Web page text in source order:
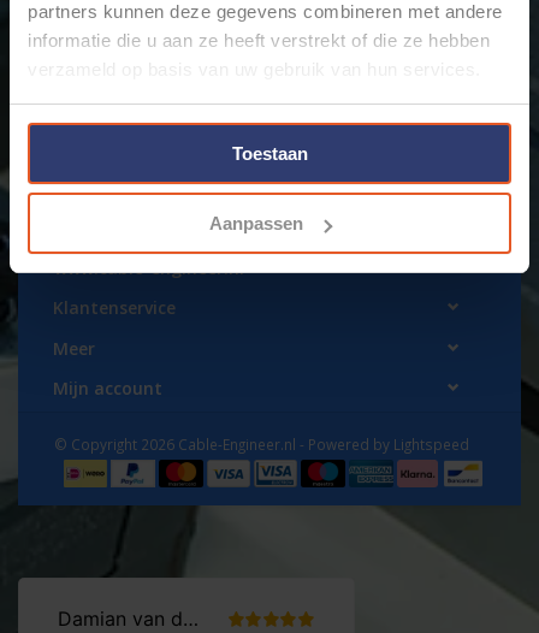
partners kunnen deze gegevens combineren met andere
informatie die u aan ze heeft verstrekt of die ze hebben
verzameld op basis van uw gebruik van hun services.
Toestaan
Aanpassen
KRIMPTANG VOOR
DEUTSCH DT / DT M EN
DT P SERIE
www.cable-engineer.nl
Klantenservice
Meer
Mijn account
© Copyright 2026 Cable-Engineer.nl - Powered by Lightspeed